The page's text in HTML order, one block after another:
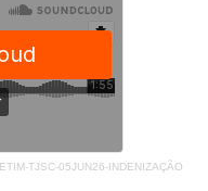
TJSC-05JUN26-INDENIZAÇÃO